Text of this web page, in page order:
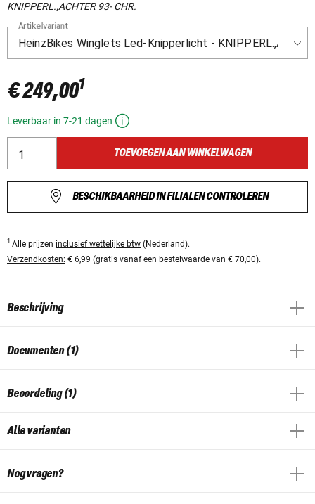
KNIPPERL.,ACHTER 93- CHR.
Artikelvariant
€ 249,001
Leverbaar in 7-21 dagen
TOEVOEGEN AAN WINKELWAGEN
BESCHIKBAARHEID IN FILIALEN CONTROLEREN
1 Alle prijzen inclusief wettelijke btw (Nederland).
Verzendkosten: € 6,99 (gratis vanaf een bestelwaarde van € 70,00).
Beschrijving
Documenten (1)
Beoordeling (1)
Alle varianten
Nog vragen?